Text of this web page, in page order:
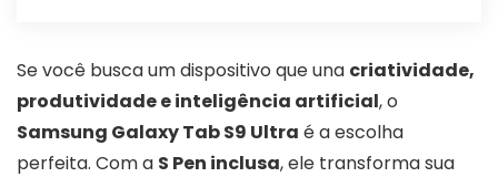
Se você busca um dispositivo que una criatividade,
produtividade e inteligência artificial, o
Samsung Galaxy Tab S9 Ultra é a escolha
perfeita. Com a S Pen inclusa, ele transforma sua